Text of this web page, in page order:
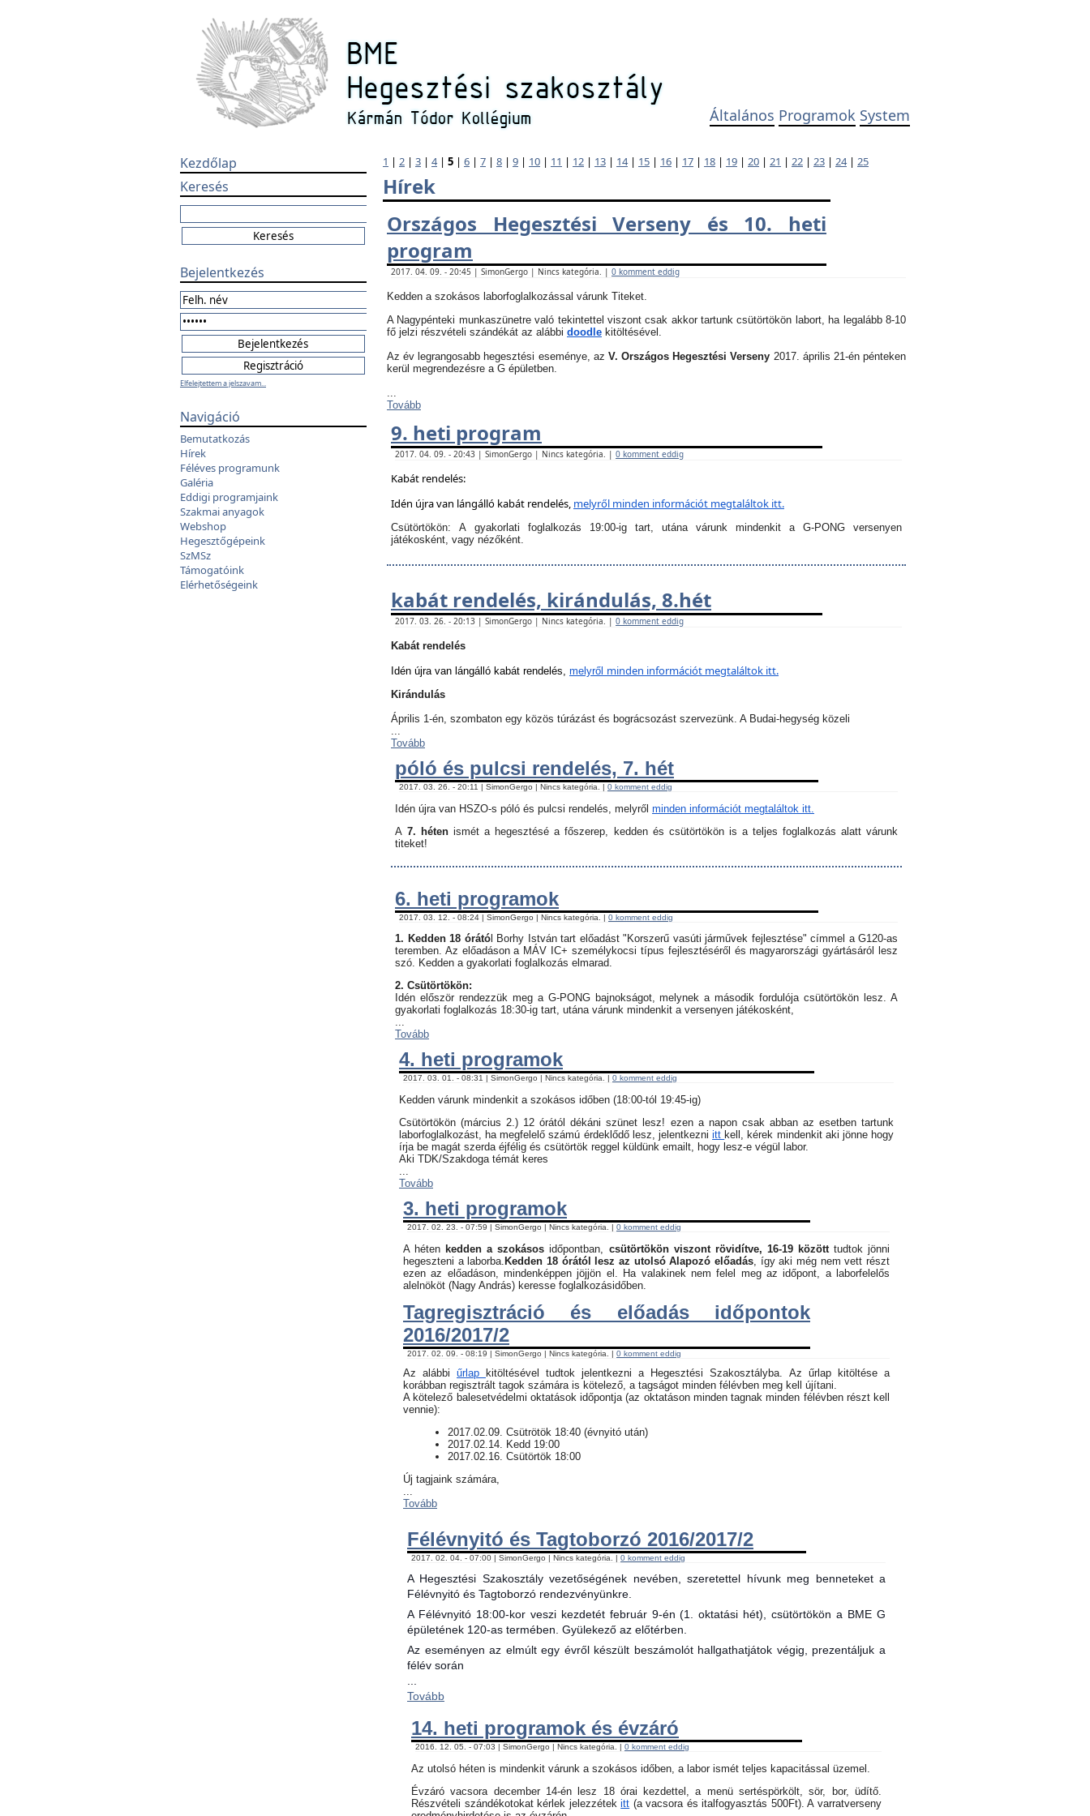
Általános Programok System
Kezdőlap
Keresés
Bejelentkezés
Elfelejtettem a jelszavam...
Navigáció
Bemutatkozás
Hírek
Féléves programunk
Galéria
Eddigi programjaink
Szakmai anyagok
Webshop
Hegesztőgépeink
SzMSz
Támogatóink
Elérhetőségeink
1 | 2 | 3 | 4| 5 | 6 | 7 | 8 | 9 | 10 | 11 | 12 | 13 | 14| 15 | 16 | 17 | 18 | 19 | 20 | 21 | 22 | 23 | 24| 25
Hírek
Országos Hegesztési Verseny és 10. heti
program
2017. 04. 09. - 20:45 | SimonGergo | Nincs kategória. | 0 komment eddig
Kedden a szokásos laborfoglalkozással várunk Titeket.
A Nagypénteki munkaszünetre való tekintettel viszont csak akkor tartunk csütörtökön labort, ha legalább 8-10
fő jelzi részvételi szándékát az alábbi doodle kitöltésével.
Az év legrangosabb hegesztési eseménye, az V. Országos Hegesztési Verseny 2017. április 21-én pénteken
kerül megrendezésre a G épületben.
...
Tovább
9. heti program
2017. 04. 09. - 20:43 | SimonGergo | Nincs kategória. | 0 komment eddig
Kabát rendelés:
Idén újra van lángálló kabát rendelés, melyről minden információt megtaláltok itt.
Csütörtökön: A gyakorlati foglalkozás 19:00-ig tart, utána várunk mindenkit a G-PONG versenyen
játékosként, vagy nézőként.
kabát rendelés, kirándulás, 8.hét
2017. 03. 26. - 20:13 | SimonGergo | Nincs kategória. | 0 komment eddig
Kabát rendelés
Idén újra van lángálló kabát rendelés, melyről minden információt megtaláltok itt.
Kirándulás
Április 1-én, szombaton egy közös túrázást és bográcsozást szervezünk. A Budai-hegység közeli
...
Tovább
póló és pulcsi rendelés, 7. hét
2017. 03. 26. - 20:11 | SimonGergo | Nincs kategória. | 0 komment eddig
Idén újra van HSZO-s póló és pulcsi rendelés, melyről minden információt megtaláltok itt.
A7. hétenismét a hegesztésé a főszerep, kedden és csütörtökön is a teljes foglalkozás alatt várunk
titeket!
6. heti programok
2017. 03. 12. - 08:24 | SimonGergo | Nincs kategória. | 0 komment eddig
1. Kedden 18 órától Borhy István tart előadást "Korszerű vasúti járművek fejlesztése" címmel a G120-as
teremben. Az előadáson a MÁV IC+ személykocsi típus fejlesztéséről és magyarországi gyártásáról lesz
szó. Kedden a gyakorlati foglalkozás elmarad.
2. Csütörtökön:
Idén először rendezzük meg a G-PONG bajnokságot, melynek a második fordulója csütörtökön lesz. A
gyakorlati foglalkozás 18:30-ig tart, utána várunk mindenkit a versenyen játékosként,
...
Tovább
4. heti programok
2017. 03. 01. - 08:31 | SimonGergo | Nincs kategória. | 0 komment eddig
Kedden várunk mindenkit a szokásos időben (18:00-tól 19:45-ig)
Csütörtökön (március 2.) 12 órától dékáni szünet lesz! ezen a napon csak abban az esetben tartunk
laborfoglalkozást, ha megfelelő számú érdeklődő lesz, jelentkezniitt kell, kérek mindenkit aki jönne hogy
írja be magát szerda éjfélig és csütörtök reggel küldünk emailt, hogy lesz-e végül labor.
Aki TDK/Szakdoga témát keres
Tovább
3. heti programok
2017. 02. 23. - 07:59 | SimonGergo | Nincs kategória. | 0 komment eddig
A héten kedden a szokásos időpontban, csütörtökön viszont rövidítve, 16-19 között tudtok jönni
hegeszteni a laborba.Kedden 18 órától lesz az utolsó Alapozó előadás , így aki még nem vett részt
ezen az előadáson, mindenképpen jöjjön el. Ha valakinek nem felel meg az időpont, a laborfelelős
alelnököt (Nagy András) keresse foglalkozásidőben.
Tagregisztráció és előadás időpontok
2016/2017/2
2017. 02. 09. - 08:19 | SimonGergo | Nincs kategória. | 0 komment eddig
Az alábbi űrlap
kitöltésével tudtok jelentkezni a Hegesztési Szakosztályba. Az űrlap kitöltése a
korábban regisztrált tagok számára is kötelező, a tagságot minden félévben meg kell újítani.
​A kötelező balesetvédelmi oktatások időpontja (az oktatáson minden tagnak minden félévben részt kell
vennie):
​2017.02.09. Csütrötök 18:40 (évnyitó után)
2017.02.14. Kedd 19:00
2017.02.16. Csütörtök 18:00
Új tagjaink számára,
...
Tovább
Félévnyitó és Tagtoborzó 2016/2017/2
2017. 02. 04. - 07:00 | SimonGergo | Nincs kategória. | 0 komment eddig
A Hegesztési Szakosztály vezetőségének nevében, szeretettel hívunk meg benneteket a
Félévnyitó és Tagtoborzó rendezvényünkre.
A Félévnyitó 18:00-kor veszi kezdetét február 9-én (1. oktatási hét), csütörtökön a BME G
épületének 120-as termében. Gyülekező az előtérben.
Az eseményen az elmúlt egy évről készült beszámolót hallgathatjátok végig, prezentáljuk a
félév során
...
Tovább
14. heti programok és évzáró
2016. 12. 05. - 07:03 | SimonGergo | Nincs kategória. | 0 komment eddig
Az utolsó héten is mindenkit várunk a szokásos időben, a labor ismét teljes kapacitással üzemel.
Évzáró vacsora december 14-én lesz 18 órai kezdettel, a menü sertéspörkölt, sör, bor, üdítő.
Részvételi szándékotokat kérlek jelezzétekitt (a vacsora és italfogyasztás 500Ft). A varratverseny